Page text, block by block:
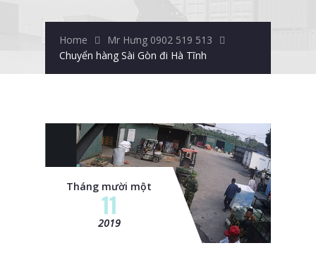
Home
Mr Hưng 0902 519 513
Chuyển hàng Sài Gòn đi Hà Tĩnh
Tháng mười một
11
2019